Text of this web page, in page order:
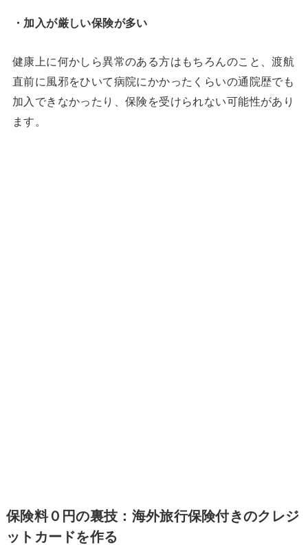
・加入が厳しい保険が多い
健康上に何かしら異常のある方はもちろんのこと、渡航
直前に風邪をひいて病院にかかったくらいの通院歴でも
加入できなかったり、保険を受けられない可能性があり
ます。
保険料０円の裏技：海外旅行保険付きのクレジ
ットカードを作る